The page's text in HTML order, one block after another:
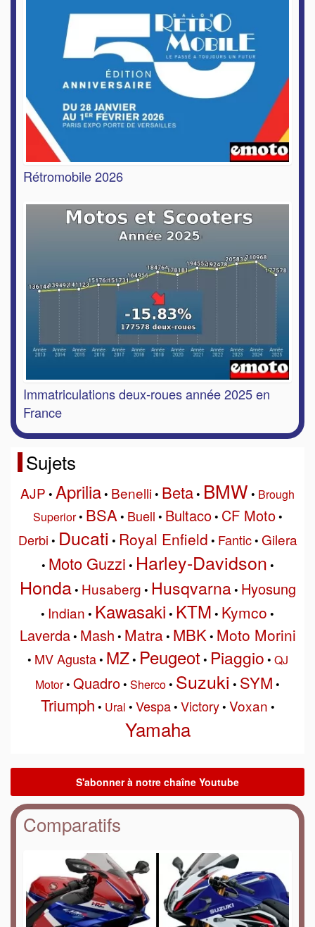
Rétromobile 2026
Immatriculations deux-roues année 2025 en
France
Sujets
AJP • Aprilia• Benelli• Beta• BMW • Brough
Superior• BSA• Buell • Bultaco• CF Moto•
Derbi • Ducati • Royal Enfield • Fantic• Gilera
• Moto Guzzi • Harley-Davidson •
Honda• Husaberg • Husqvarna• Hyosung
• Indian • Kawasaki • KTM • Kymco •
Laverda• Mash • Matra• MBK• Moto Morini
• MV Agusta• MZ• Peugeot • Piaggio • QJ
Motor• Quadro• Sherco• Suzuki • SYM •
Triumph • Ural • Vespa• Victory• Voxan •
Yamaha
Comparatifs